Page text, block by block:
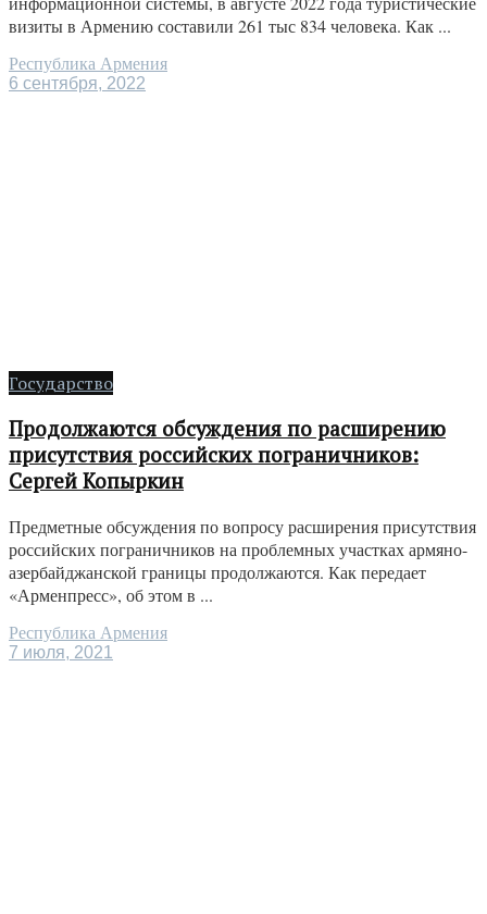
визиты в Армению составили 261 тыс 834 человека. Как ...
Республика Армения
6 сентября, 2022
Государство
Продолжаются обсуждения по расширению
присутствия российских пограничников:
Сергей Копыркин
Предметные обсуждения по вопросу расширения присутствия
российских пограничников на проблемных участках армяно-
азербайджанской границы продолжаются. Как передает
«Арменпресс», об этом в ...
Республика Армения
7 июля, 2021